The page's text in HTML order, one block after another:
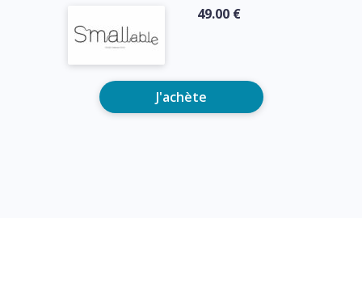
49.00 €
J'achète